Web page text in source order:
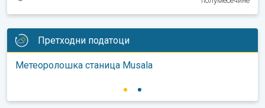
Претходни податоци
Метеоролошка станица Musala